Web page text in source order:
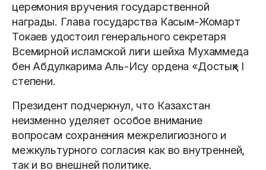
церемония вручения государственной
награды. Глава государства Касым-Жомарт
Токаев удостоил генерального секретаря
Всемирной исламской лиги шейха Мухаммеда
бен Абдулкарима Аль-Ису ордена «Достық» I
степени.
Президент подчеркнул, что Казахстан
неизменно уделяет особое внимание
вопросам сохранения межрелигиозного и
межкультурного согласия как во внутренней,
так и во внешней политике.